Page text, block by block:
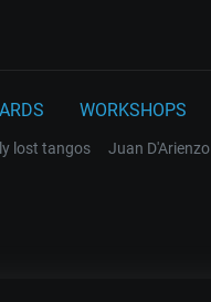
WORKSHOPS
lost tangos Juan D'Arienzo